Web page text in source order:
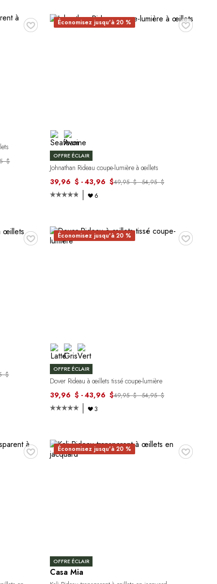
♥
$
♥
Économisez jusqu'à 20 %
OFFRE ÉCLAIR
Johnathan Rideau coupe-lumière à œillets
39,96 $ - 43,96 $49,95 $ - 54,95 $
6
♥
$
♥
Économisez jusqu'à 20 %
OFFRE ÉCLAIR
Dover Rideau à œillets tissé coupe-lumière
39,96 $ - 43,96 $49,95 $ - 54,95 $
3
♥ ♥
Économisez jusqu'à 20 %
OFFRE ÉCLAIR
Casa Mia